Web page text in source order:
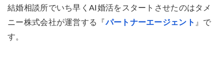
結婚相談所でいち早くAI婚活をスタートさせたのはタメ
ニー株式会社が運営する『パートナーエージェント 』で
す。